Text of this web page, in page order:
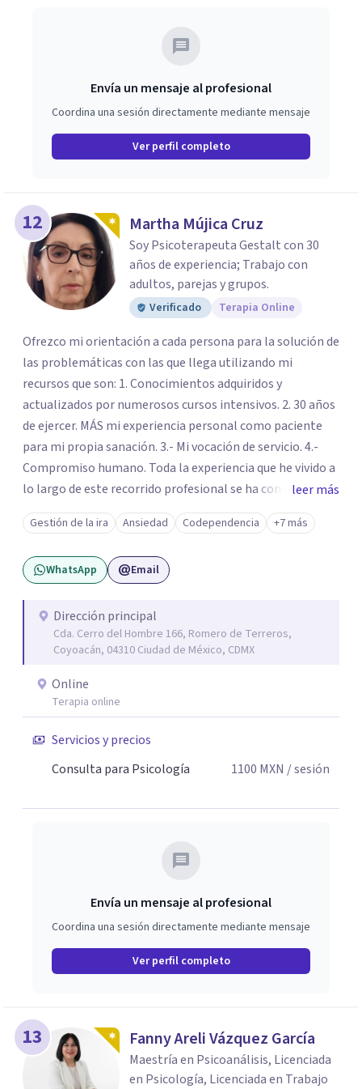
Envía un mensaje al profesional
Coordina una sesión directamente mediante mensaje
Ver perfil completo
12 Martha Mújica Cruz
Soy Psicoterapeuta Gestalt con 30
años de experiencia; Trabajo con
adultos, parejas y grupos.
Verificado Terapia Online
Ofrezco mi orientación a cada persona para la solución de
las problemáticas con las que llega utilizando mi
recursos que son: 1. Conocimientos adquiridos y
actualizados por numerosos cursos intensivos. 2. 30 años
de ejercer. MÁS mi experiencia personal como paciente
para mi propia sanación. 3.- Mi vocación de servicio. 4.-
Compromiso humano. Toda la experiencia que he vivido a
lo largo de este recorrido profesional se ha convertido en
una forma de vida congruente y satisfactoria en mi, por la
certeza de quien soy y de mis objetivos, que me han dado
el mando de mi existencia y este es mi objetivo para mis
pacientes en un ambiente de compresión y
leer más
Gestión de la ira Ansiedad Codependencia +7 más
WhatsApp Email
Dirección principal
Cda. Cerro del Hombre 166, Romero de Terreros,
Coyoacán, 04310 Ciudad de México, CDMX
Online
Terapia online
Servicios y precios
Consulta para Psicología
1100 MXN / sesión
Envía un mensaje al profesional
Coordina una sesión directamente mediante mensaje
Ver perfil completo
13 Fanny Areli Vázquez García
Maestría en Psicoanálisis, Licenciada
en Psicología, Licenciada en Trabajo